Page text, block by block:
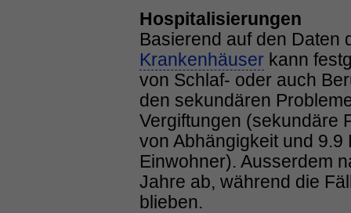
Hospitalisierungen
Basierend auf den Daten
Krankenhäuser kann
von Schlaf- oder auch
den sekundären
Vergiftungen (sekundäre
von Abhängigkeit und
Einwohner). Ausserdem
Jahre ab, während die
blieben.